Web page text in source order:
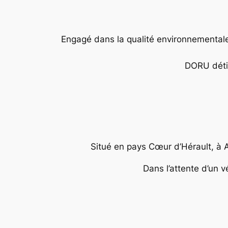
Engagé dans la qualité
DORU
Situé en pays Cœur d’Hérault, à
Dans l’attente